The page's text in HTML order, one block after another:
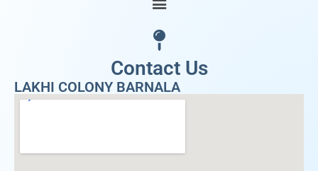
Contact Us
LAKHI COLONY BARNALA